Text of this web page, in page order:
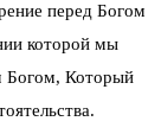
перед Богом
которой мы
Богом, Который